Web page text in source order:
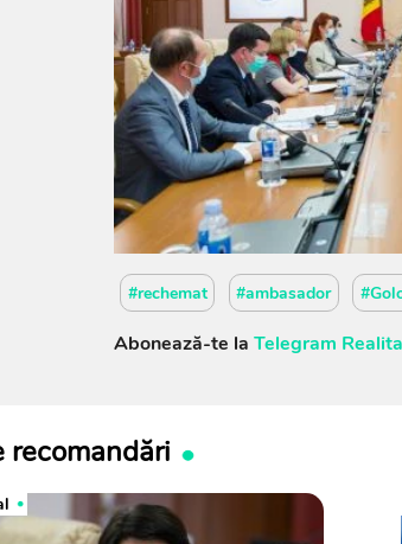
#rechemat #ambasador
Abonează-te la Telegram
recomandări